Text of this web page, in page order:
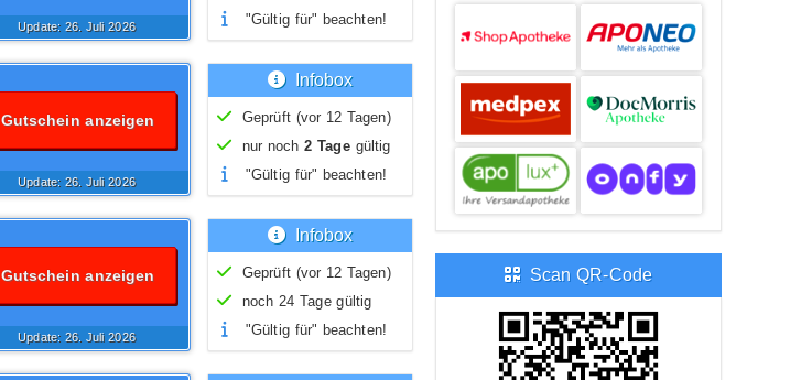
Update: 26.Juli2026
"Gültig für" beachten!
Gutschein anzeigen
Update: 26.Juli2026
Infobox
Geprüft (vor 12 Tagen)
nur noch2 Tagegültig
"Gültig für" beachten!
Gutschein anzeigen
Update: 26.Juli2026
Infobox
Geprüft (vor 12 Tagen)
noch 24 Tage gültig
"Gültig für" beachten!
Scan QR-Code